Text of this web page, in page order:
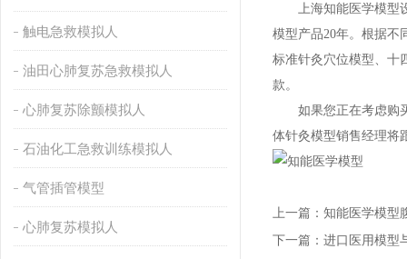
触电急救模拟人
油田心肺复苏急救模拟人
心肺复苏除颤模拟人
石油化工急救训练模拟人
气管插管模型
心肺复苏模拟人
上海知能医学模型设
模型产品20年。根据不
标准针灸穴位模型、十
款。
如果您正在考虑购
体针灸模型销售经理将
上一篇： 知能医学模型
下一篇： 进口医用模型